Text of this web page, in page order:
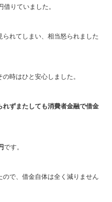
りていました。
れてしまい、相当怒られました
時はひと安心しました。
れずまたしても消費者金融で借金
です。
で、借金自体は全く減りません